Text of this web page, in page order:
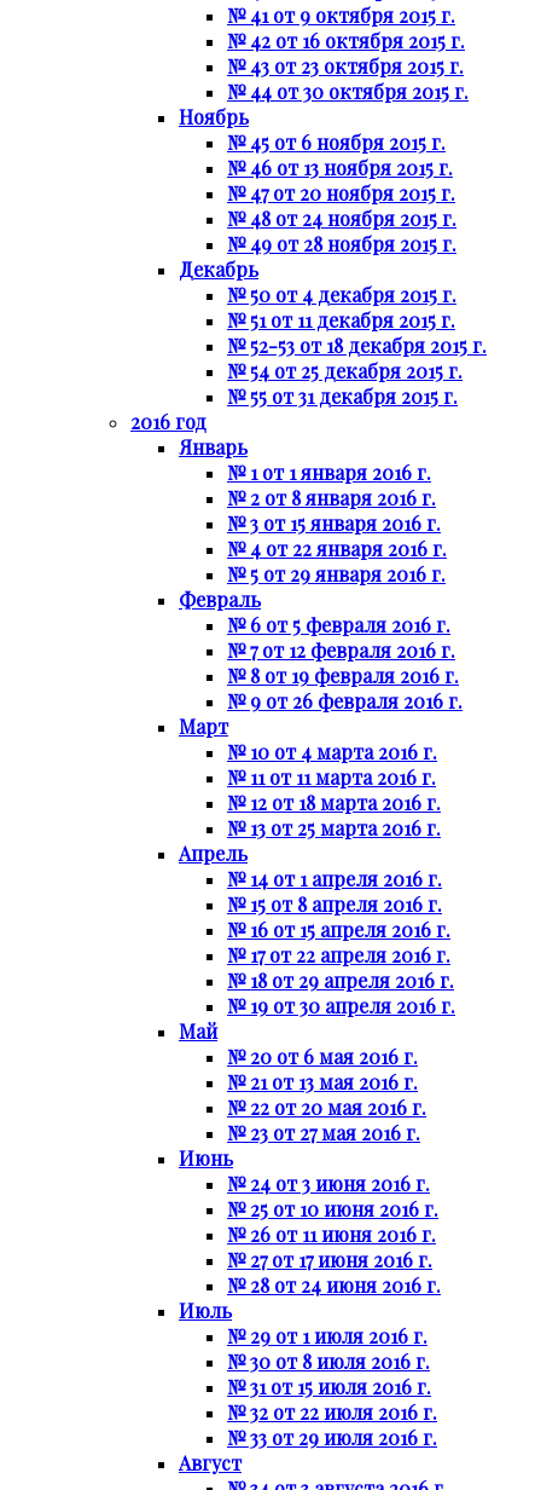
№ 41 от 9 октября 2015 г.
№ 42 от 16 октября 2015 г.
№ 43 от 23 октября 2015 г.
№ 44 от 30 октября 2015 г.
Ноябрь
№ 45 от 6 ноября 2015 г.
№ 46 от 13 ноября 2015 г.
№ 47 от 20 ноября 2015 г.
№ 48 от 24 ноября 2015 г.
№ 49 от 28 ноября 2015 г.
Декабрь
№ 50 от 4 декабря 2015 г.
№ 51 от 11 декабря 2015 г.
№ 52-53 от 18 декабря 2015 г.
№ 54 от 25 декабря 2015 г.
№ 55 от 31 декабря 2015 г.
2016 год
Январь
№ 1 от 1 января 2016 г.
№ 2 от 8 января 2016 г.
№ 3 от 15 января 2016 г.
№ 4 от 22 января 2016 г.
№ 5 от 29 января 2016 г.
Февраль
№ 6 от 5 февраля 2016 г.
№ 7 от 12 февраля 2016 г.
№ 8 от 19 февраля 2016 г.
№ 9 от 26 февраля 2016 г.
Март
№ 10 от 4 марта 2016 г.
№ 11 от 11 марта 2016 г.
№ 12 от 18 марта 2016 г.
№ 13 от 25 марта 2016 г.
Апрель
№ 14 от 1 апреля 2016 г.
№ 15 от 8 апреля 2016 г.
№ 16 от 15 апреля 2016 г.
№ 17 от 22 апреля 2016 г.
№ 18 от 29 апреля 2016 г.
№ 19 от 30 апреля 2016 г.
Май
№ 20 от 6 мая 2016 г.
№ 21 от 13 мая 2016 г.
№ 22 от 20 мая 2016 г.
№ 23 от 27 мая 2016 г.
Июнь
№ 24 от 3 июня 2016 г.
№ 25 от 10 июня 2016 г.
№ 26 от 11 июня 2016 г.
№ 27 от 17 июня 2016 г.
№ 28 от 24 июня 2016 г.
Июль
№ 29 от 1 июля 2016 г.
№ 30 от 8 июля 2016 г.
№ 31 от 15 июля 2016 г.
№ 32 от 22 июля 2016 г.
№ 33 от 29 июля 2016 г.
Август